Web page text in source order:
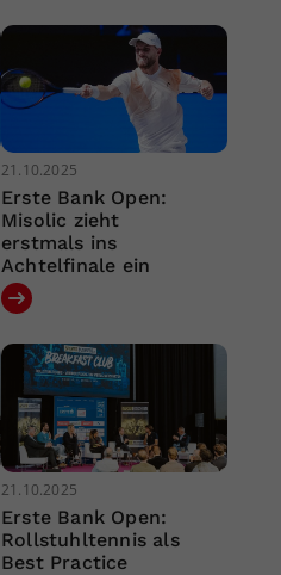
21.10.2025
Erste Bank Open:
Misolic zieht
erstmals ins
Achtelfinale ein
21.10.2025
Erste Bank Open:
Rollstuhltennis als
Best Practice